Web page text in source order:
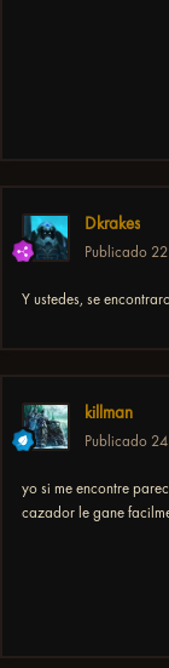
Dkrakes
Publicado
Y ustedes, se
killman
Publicado
yo si me encontre
cazador le gane